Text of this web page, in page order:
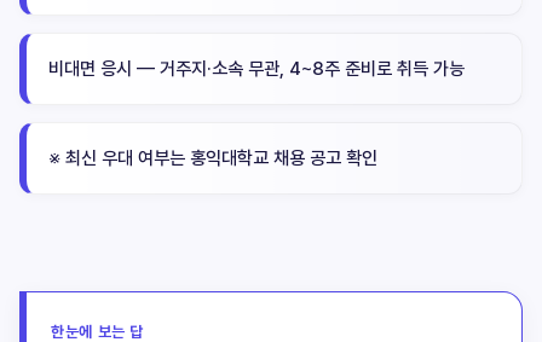
비대면 응시 — 거주지·소속 무관, 4~8주 준비로 취득 가능
※ 최신 우대 여부는 홍익대학교 채용 공고 확인
한눈에 보는 답